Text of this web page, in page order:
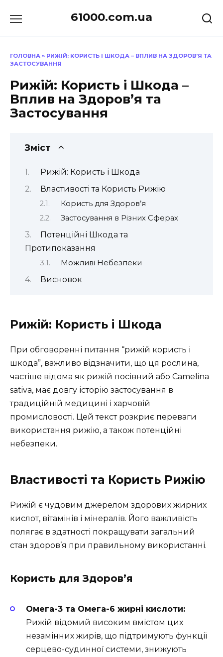
до
61000.com.ua
ГОЛОВНА » РИЖІЙ: КОРИСТЬ І ШКОДА – ВПЛИВ НА ЗДОРОВ’Я ТА
ЗАСТОСУВАННЯ
Рижій: Користь і Шкода –
Вплив на Здоров’я та
Застосування
Зміст
Рижій: Користь і Шкода
Властивості та Користь Рижію
Користь для Здоров’я
Застосування в Різних Сферах
Потенційні Шкода та
Протипоказання
Можливі Небезпеки
Висновок
Рижій: Користь і Шкода
При обговоренні питання “рижій користь і
шкода”, важливо відзначити, що ця рослина,
частіше відома як рижій посівний або Camelina
sativa, має довгу історію застосування в
традиційній медицині і харчовій
промисловості. Цей текст розкриє переваги
використання рижію, а також потенційні
небезпеки.
Властивості та Користь Рижію
Рижій є чудовим джерелом здорових жирних
кислот, вітамінів і мінералів. Його важливість
полягає в здатності покращувати загальний
стан здоров’я при правильному використанні.
Користь для Здоров’я
Омега-3 та Омега-6 жирні кислоти:
Рижій відомий високим вмістом цих
незамінних жирів, що підтримують функції
серцево-судинної системи, знижують